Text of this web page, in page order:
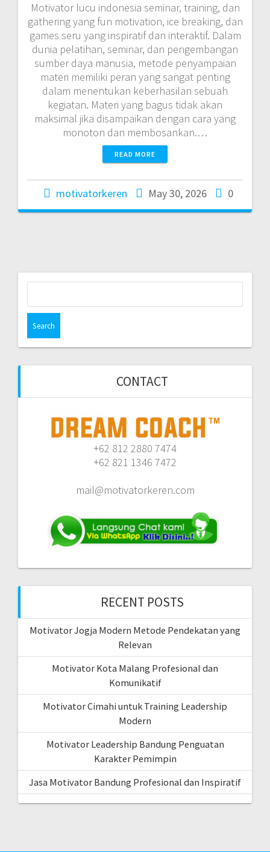
Motivator lucu indonesia seminar, training, dan
gathering yang fun motivation, ice breaking, dan
games seru yang inspiratif dan interaktif. Dalam
dunia pelatihan, seminar, dan pengembangan
sumber daya manusia, metode penyampaian
materi memiliki peran yang sangat penting
dalam menentukan keberhasilan sebuah
kegiatan. Materi yang bagus tidak akan
maksimal jika disampaikan dengan cara yang
monoton dan membosankan.…
READ MORE
motivatorkeren May 30, 2026 0
CONTACT
+62 812 2880 7474
+62 821 1346 7472
mail@motivatorkeren.com
RECENT POSTS
Motivator Jogja Modern Metode Pendekatan yang
Relevan
Motivator Kota Malang Profesional dan
Komunikatif
Motivator Cimahi untuk Training Leadership
Modern
Motivator Leadership Bandung Penguatan
Karakter Pemimpin
Jasa Motivator Bandung Profesional dan Inspiratif